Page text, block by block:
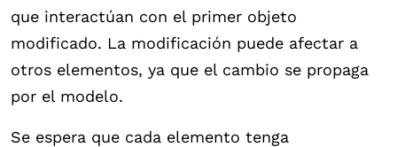
que interactúan con el primer objeto
modificado. La modificación puede afectar a
otros elementos, ya que el cambio se propaga
por el modelo.
Se espera que cada elemento tenga